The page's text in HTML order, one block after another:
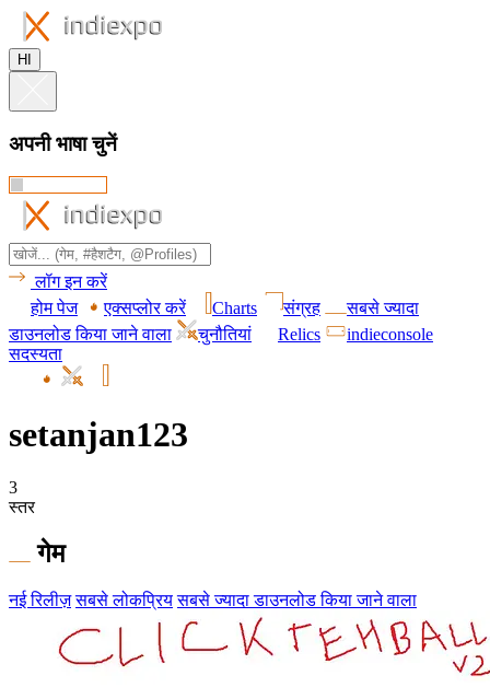
HI
अपनी भाषा चुनें
लॉग इन करें
होम पेज
एक्सप्लोर करें Charts संग्रह
सबसे ज्यादा
डाउनलोड किया जाने वाला
चुनौतियां Relics
indieconsole
सदस्यता
setanjan123
3
स्तर
गेम
नई रिलीज़ सबसे लोकप्रिय सबसे ज्यादा डाउनलोड किया जाने वाला